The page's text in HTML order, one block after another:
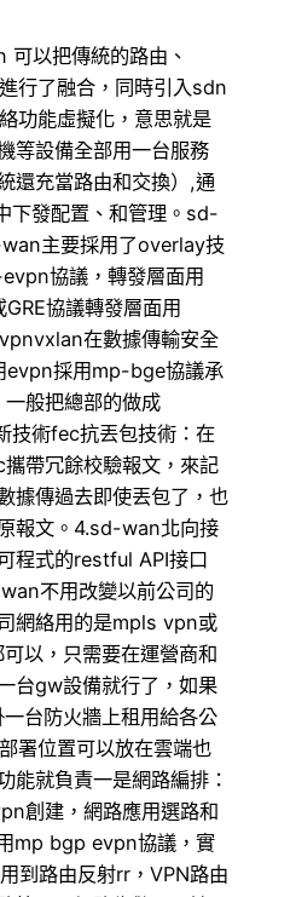
以把傳統的路由、
行了融合，同時引入sdn
功能虛擬化，意思就是
等設備全部用一台服務
還充當路由和交換）,通
下發配置、和管理。sd-
主要採用了overlay技
協議，轉發層面用
協議轉發層面用
在數據傳輸安全
evpn採用mp-bge協議承
一般把總部的做成
技術fec抗丟包技術：在
帶冗餘校驗報文，來記
據傳過去即使丟包了，也
報文。4.sd-wan北向接
程式的restful API接口
不用改變以前公司的
網絡用的是mpls vpn或
以，只需要在運營商和
台gw設備就行了，如果
台防火牆上租用給各公
署位置可以放在雲端也
能就負責一是網路編排：
創建，網路應用選路和
mp bgp evpn協議，實
到路由反射rr，VPN路由